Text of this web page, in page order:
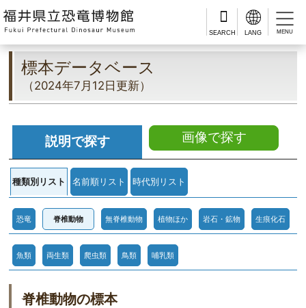
MENU
標本データベース
（2024年7月12日更新）
説明で探す 画像で探す
種類別リスト 名前順リスト 時代別リスト
恐竜 脊椎動物 無脊椎動物 植物ほか 岩石・鉱物 生痕化石
魚類 両生類 爬虫類 鳥類 哺乳類
脊椎動物の標本